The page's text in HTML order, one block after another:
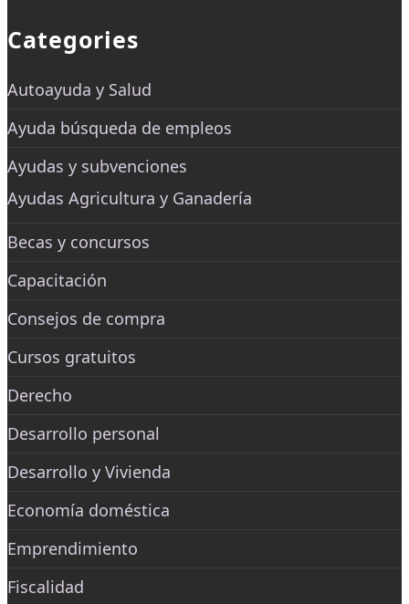
Categories
Autoayuda y Salud
Ayuda búsqueda de empleos
Ayudas y subvenciones
Ayudas Agricultura y Ganadería
Becas y concursos
Capacitación
Consejos de compra
Cursos gratuitos
Derecho
Desarrollo personal
Desarrollo y Vivienda
Economía doméstica
Emprendimiento
Fiscalidad